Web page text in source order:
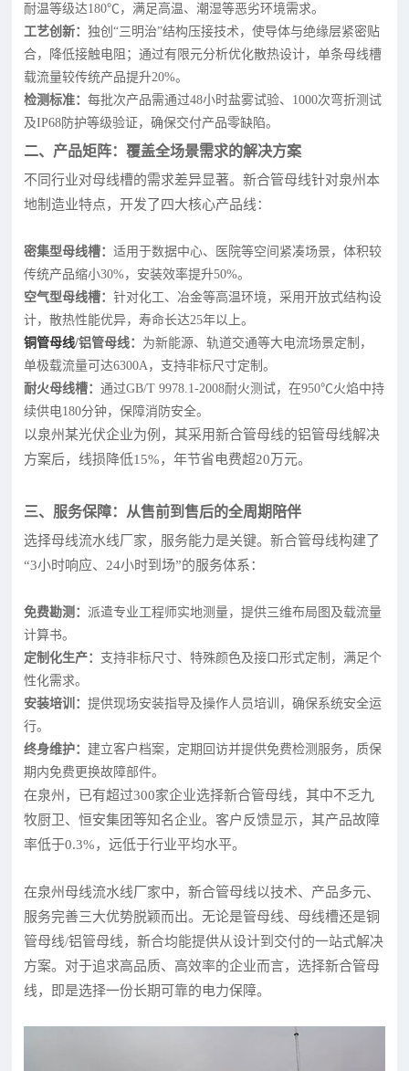
耐温等级达180℃，满足高温、潮湿等恶劣环境需求。
工艺创新：独创“三明治”结构压接技术，使导体与绝缘层紧密贴
合，降低接触电阻；通过有限元分析优化散热设计，单条母线槽
载流量较传统产品提升20%。
检测标准：每批次产品需通过48小时盐雾试验、1000次弯折测试
及IP68防护等级验证，确保交付产品零缺陷。
二、产品矩阵：覆盖全场景需求的解决方案
不同行业对母线槽的需求差异显著。新合管母线针对泉州本
地制造业特点，开发了四大核心产品线：
密集型母线槽：适用于数据中心、医院等空间紧凑场景，体积较
传统产品缩小30%，安装效率提升50%。
空气型母线槽：针对化工、冶金等高温环境，采用开放式结构设
计，散热性能优异，寿命长达25年以上。
铜管母线/铝管母线： 为新能源、轨道交通等大电流场景定制，
单极载流量可达6300A，支持非标尺寸定制。
耐火母线槽：通过GB/T 9978.1-2008耐火测试，在950℃火焰中持
续供电180分钟，保障消防安全。
以泉州某光伏企业为例，其采用新合管母线的铝管母线解决
方案后，线损降低15%，年节省电费超20万元。
三、服务保障：从售前到售后的全周期陪伴
选择母线流水线厂家，服务能力是关键。新合管母线构建了
“3小时响应、24小时到场”的服务体系：
免费勘测：派遣专业工程师实地测量，提供三维布局图及载流量
计算书。
定制化生产： 支持非标尺寸、特殊颜色及接口形式定制，满足个
性化需求。
安装培训：提供现场安装指导及操作人员培训，确保系统安全运
行。
终身维护： 建立客户档案，定期回访并提供免费检测服务，质保
期内免费更换故障部件。
在泉州，已有超过300家企业选择新合管母线，其中不乏九
牧厨卫、恒安集团等知名企业。客户反馈显示，其产品故障
率低于0.3%，远低于行业平均水平。
在泉州母线流水线厂家中，新合管母线以技术、产品多元、
服务完善三大优势脱颖而出。无论是管母线、母线槽还是铜
管母线/铝管母线，新合均能提供从设计到交付的一站式解决
方案。对于追求高品质、高效率的企业而言，选择新合管母
线，即是选择一份长期可靠的电力保障。